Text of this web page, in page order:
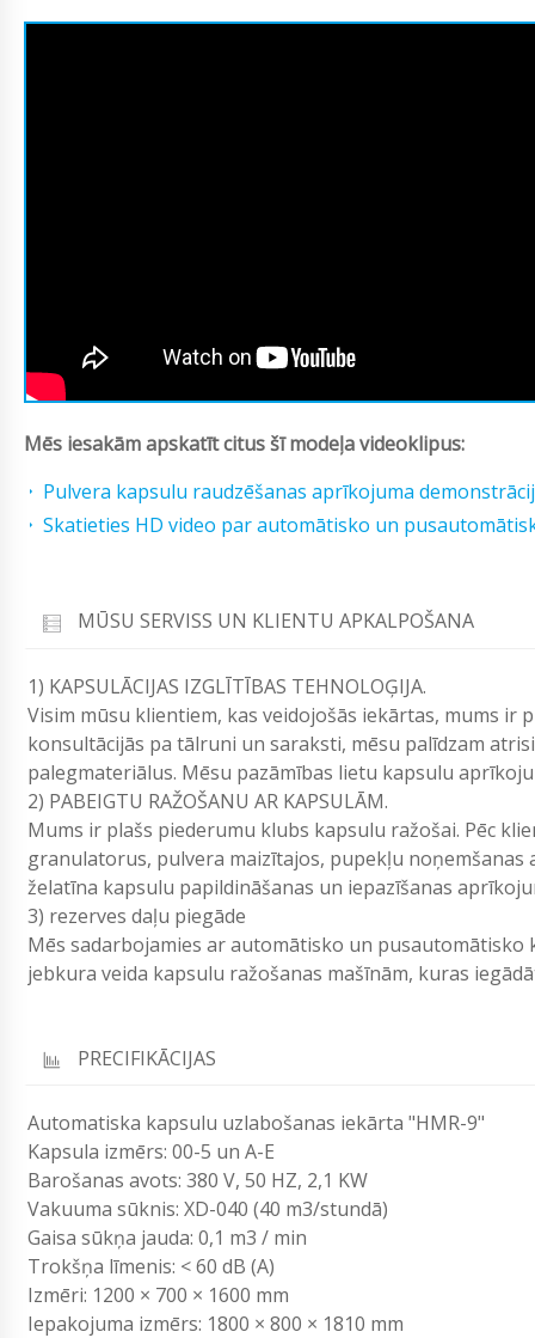
Mēs iesakām apskatīt citus šī modeļa videoklipus:
Pulvera kapsulu raudzēšanas aprīkojuma
Skatieties HD video par automātisko un
MŪSU SERVISS UN KLIENTU APKALPOŠANA
1) KAPSULĀCIJAS IZGLĪTĪBAS TEHNOLOĢIJA.
Visim mūsu klientiem, kas veidojošās iekārtas, mums
konsultācijās pa tālruni un saraksti, mēsu palīdzam
palegmateriālus. Mēsu pazāmības lietu kapsulu
2) PABEIGTU RAŽOŠANU AR KAPSULĀM.
Mums ir plašs piederumu klubs kapsulu ražošai. Pēc
granulatorus, pulvera maizītajos, pupekļu
želatīna kapsulu papildināšanas un iepazīšanas
3) rezerves daļu piegāde
Mēs sadarbojamies ar automātisko un
jebkura veida kapsulu ražošanas mašīnām, kuras
PRECIFIKĀCIJAS
Automatiska kapsulu uzlabošanas iekārta "HMR-9"
Kapsula izmērs: 00-5 un A-E
Barošanas avots: 380 V, 50 HZ, 2,1 KW
Vakuuma sūknis: XD-040 (40 m3/stundā)
Gaisa sūkņa jauda: 0,1 m3 / min
Trokšņa līmenis: < 60 dB (A)
Izmēri: 1200 × 700 × 1600 mm
Iepakojuma izmērs: 1800 × 800 × 1810 mm